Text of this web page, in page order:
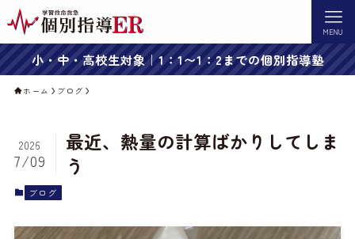
MENU
小・中・高校生対象｜1：1〜1：2までの個別指導塾
ホーム ブログ
最近、熱量の計算ばかりしてしま
う
2026
7/09
ブログ